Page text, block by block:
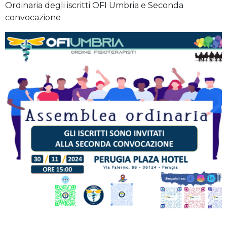
Ordinaria degli iscritti OFI Umbria e Seconda
convocazione